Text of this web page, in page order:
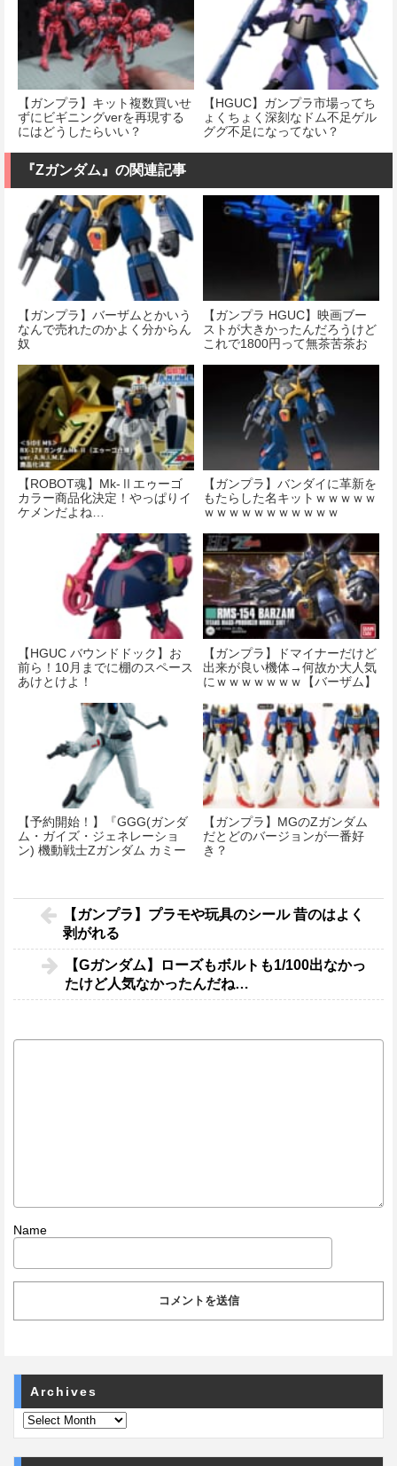
【ガンプラ】キット複数買いせ
ずにビギニングverを再現する
にはどうしたらいい？
【HGUC】ガンプラ市場ってち
ょくちょく深刻なドム不足ゲル
ググ不足になってない？
『Ζガンダム』の関連記事
【ガンプラ】バーザムとかいう
なんで売れたのかよく分からん
奴
【ガンプラ HGUC】映画ブー
ストが大きかったんだろうけど
これで1800円って無茶苦茶お
【ROBOT魂】Mk-Ⅱエゥーゴ
カラー商品化決定！やっぱりイ
ケメンだよね…
【ガンプラ】バンダイに革新を
もたらした名キットｗｗｗｗｗ
ｗｗｗｗｗｗｗｗｗｗｗ
【HGUC バウンドドック】お
前ら！10月までに棚のスペース
あけとけよ！
【ガンプラ】ドマイナーだけど
出来が良い機体→何故か大人気
にｗｗｗｗｗｗｗ【バーザム】
【予約開始！】『GGG(ガンダ
ム・ガイズ・ジェネレーショ
ン) 機動戦士Zガンダム カミー
【ガンプラ】MGのΖガンダム
だとどのバージョンが一番好
き？
【ガンプラ】プラモや玩具のシール 昔のはよく
剥がれる
【Gガンダム】ローズもボルトも1/100出なかっ
たけど人気なかったんだね…
Name
Archives